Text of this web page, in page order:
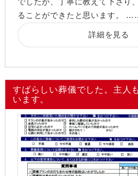
でしたが、丁寧に教えて下さり
ることができたと思います。
詳細を見る
すばらしい葬儀でした。主人
います。